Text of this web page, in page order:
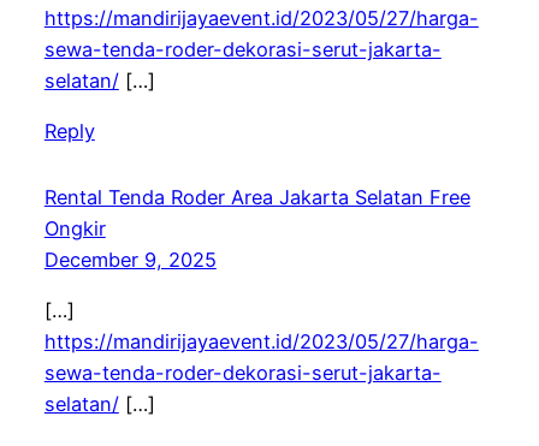
https://mandirijayaevent.id/2023/05/27/harga-
sewa-tenda-roder-dekorasi-serut-jakarta-
selatan/[…]
Reply
Rental Tenda Roder Area Jakarta Selatan Free
Ongkir
December 9, 2025
[…]
https://mandirijayaevent.id/2023/05/27/harga-
sewa-tenda-roder-dekorasi-serut-jakarta-
selatan/[…]